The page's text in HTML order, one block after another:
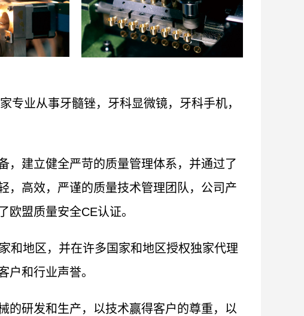
专业从事牙髓锉，牙科显微镜，牙科手机，
，建立健全严苛的质量管理体系，并通过了
，高效，严谨的质量技术管理团队，公司产
盟质量安全CE认证。
和地区，并在许多国家和地区授权独家代理
户和行业声誉。
的研发和生产，以技术赢得客户的尊重，以